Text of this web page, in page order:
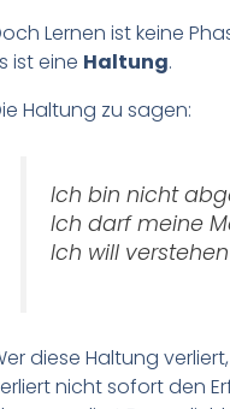
Lernen ist keine
ist eine Haltung.
Haltung zu sagen:
Ich bin nicht
Ich darf meine
Ich will
diese Haltung verliert,
nicht sofort den